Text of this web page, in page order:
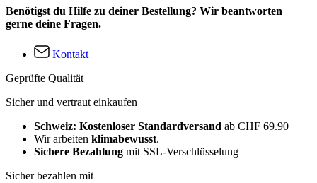
Benötigst du Hilfe zu deiner Bestellung? Wir beantworten
gerne deine Fragen.
Kontakt
Geprüfte Qualität
Sicher und vertraut einkaufen
Schweiz: Kostenloser Standardversand ab CHF 69.90
Wir arbeiten klimabewusst.
Sichere Bezahlung mit SSL-Verschlüsselung
Sicher bezahlen mit